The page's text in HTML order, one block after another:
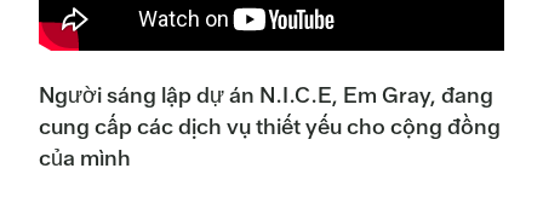
Người sáng lập dự án N.I.C.E, Em Gray, đang
cung cấp các dịch vụ thiết yếu cho cộng đồng
của mình